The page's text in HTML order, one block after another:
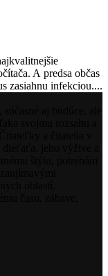
A predsa občas
zasiahnu infekciou....